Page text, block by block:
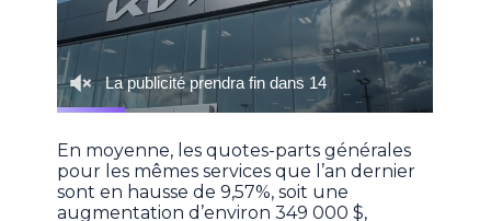
En moyenne, les quotes-parts générales
pour les mêmes services que l’an dernier
sont en hausse de 9,57%, soit une
augmentation d’environ 349 000 $,